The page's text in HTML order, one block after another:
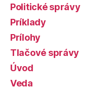
Politické správy
Príklady
Prílohy
Tlačové správy
Úvod
Veda